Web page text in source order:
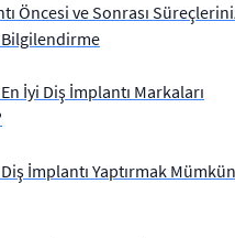
Öncesi ve Sonrası
Bilgilendirme
İyi Diş İmplantı Markaları
İmplantı Yaptırmak Mümkün